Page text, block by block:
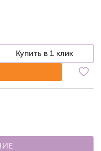
Купить в 1 клик